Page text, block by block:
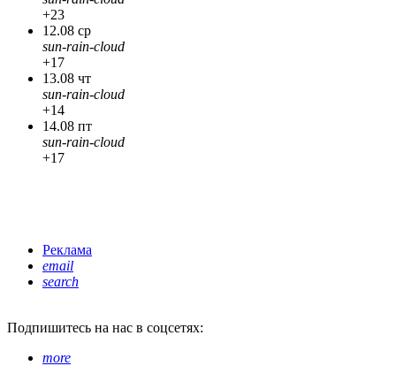
+23
12.08 ср
sun-rain-cloud
+17
13.08 чт
sun-rain-cloud
+14
14.08 пт
sun-rain-cloud
+17
Реклама
email
search
Подпишитесь на нас в соцсетях:
more